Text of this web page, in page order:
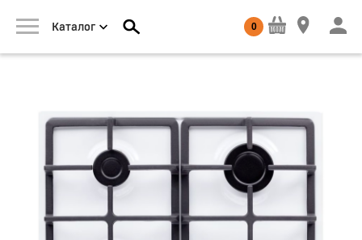
Каталог 0